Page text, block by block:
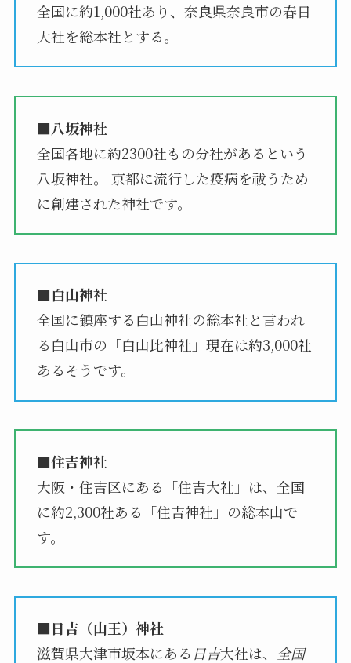
全国に約1,000社あり、奈良県奈良市の春日
大社を総本社とする。
■八坂神社
全国各地に約2300社もの分社があるという
八坂神社。 京都に流行した疫病を祓うため
に創建された神社です。
■白山神社
全国に鎮座する白山神社の総本社と言われ
る白山市の「白山比神社」現在は約3,000社
あるそうです。
■住吉神社
大阪・住吉区にある「住吉大社」は、全国
に約2,300社ある「住吉神社」の総本山で
す。
■日吉（山王）神社
滋賀県大津市坂本にある 日吉大社は、 全国